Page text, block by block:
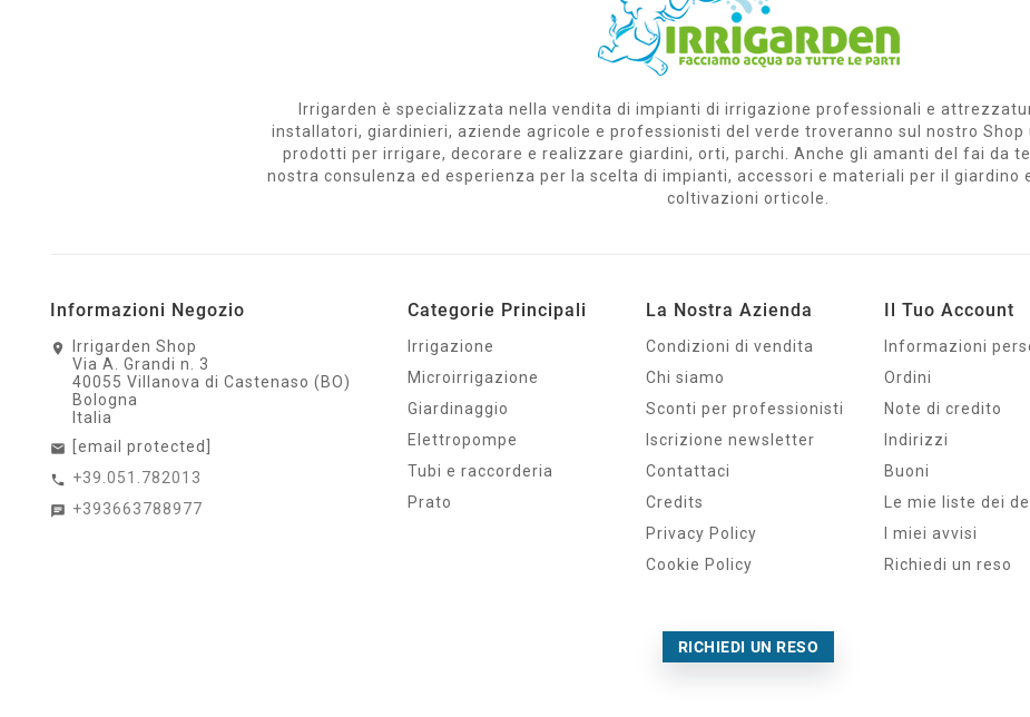
Irrigarden è specializzata nella vendita di impianti di irrigazione professionali e
installatori, giardinieri, aziende agricole e professionisti del verde troveranno sul nostro Shop
prodotti per irrigare, decorare e realizzare giardini, orti, parchi. Anche gli amanti del fai da
nostra consulenza ed esperienza per la scelta di impianti, accessori e materiali per il giardino
coltivazioni orticole.
Informazioni Negozio
Irrigarden Shop
Via A. Grandi n. 3
40055 Villanova di Castenaso (BO)
Bologna
Italia
[email protected]
+39.051.782013
+393663788977
Categorie Principali
Irrigazione
Microirrigazione
Giardinaggio
Elettropompe
Tubi e raccorderia
Prato
La Nostra Azienda
Condizioni di vendita
Chi siamo
Sconti per professionisti
Iscrizione newsletter
Contattaci
Credits
Privacy Policy
Cookie Policy
Il Tuo Account
Informazioni
Ordini
Note di credito
Indirizzi
Buoni
Le mie liste dei
I miei avvisi
Richiedi un reso
RICHIEDI UN RESO